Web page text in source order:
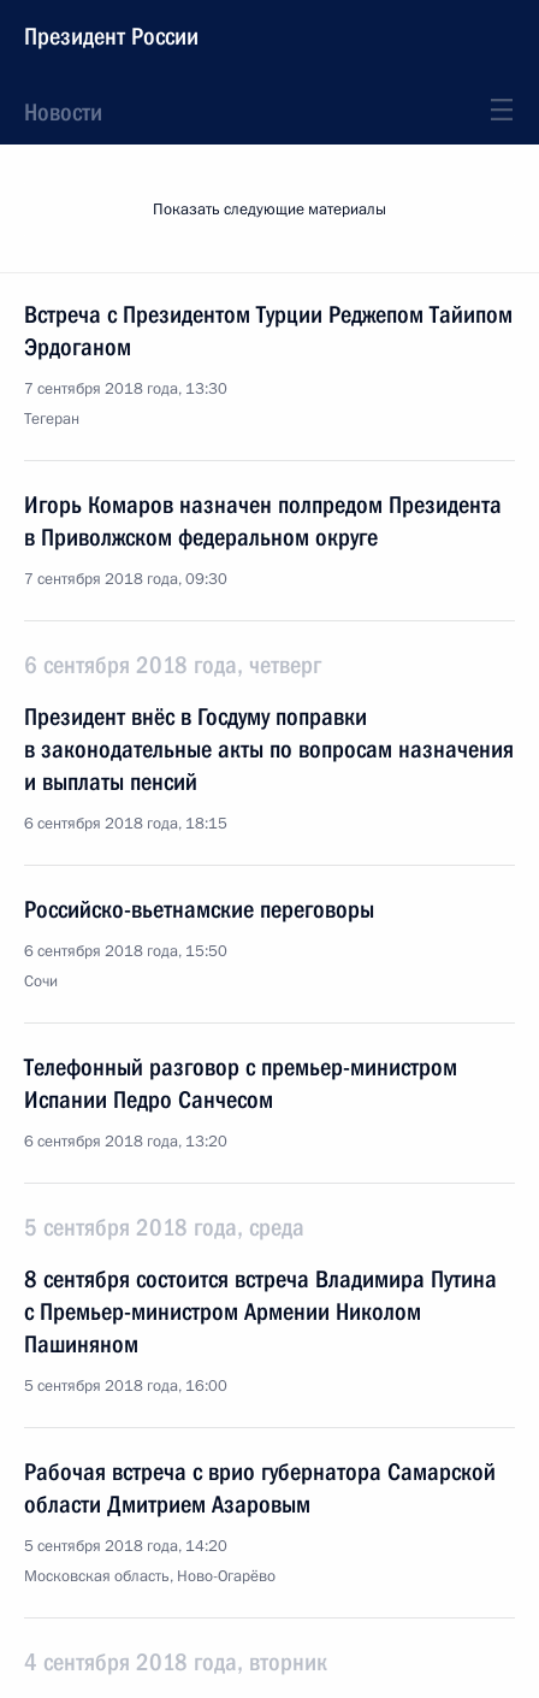
Президент России
Новости
Показать следующие материалы
Встреча с Президентом Турции Реджепом Тайипом
Эрдоганом
7 сентября 2018 года, 13:30
Тегеран
Игорь Комаров назначен полпредом Президента
в Приволжском федеральном округе
7 сентября 2018 года, 09:30
6 сентября 2018 года, четверг
Президент внёс в Госдуму поправки
в законодательные акты по вопросам назначения
и выплаты пенсий
6 сентября 2018 года, 18:15
Российско-вьетнамские переговоры
6 сентября 2018 года, 15:50
Сочи
Телефонный разговор с премьер-министром
Испании Педро Санчесом
6 сентября 2018 года, 13:20
5 сентября 2018 года, среда
8 сентября состоится встреча Владимира Путина
с Премьер-министром Армении Николом
Пашиняном
5 сентября 2018 года, 16:00
Рабочая встреча с врио губернатора Самарской
области Дмитрием Азаровым
5 сентября 2018 года, 14:20
Московская область, Ново-Огарёво
4 сентября 2018 года, вторник